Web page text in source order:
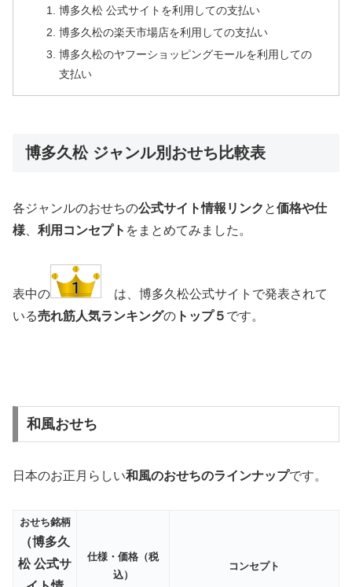
博多久松 公式サイトを利用しての支払い
博多久松の楽天市場店を利用しての支払い
博多久松のヤフーショッピングモールを利用しての
支払い
博多久松 ジャンル別おせち比較表
各ジャンルのおせちの公式サイト情報リンク と価格や仕
様
利用コンセプト をまとめてみました。
表中の
は、博多久松公式サイトで発表されて
いる売れ筋人気ランキングの トップ５ です。
和風おせち
日本のお正月らしい和風のおせちのラインナップです。
おせち銘柄
（博多久
松 公式サ
仕様・価格（税
込）
コンセプト